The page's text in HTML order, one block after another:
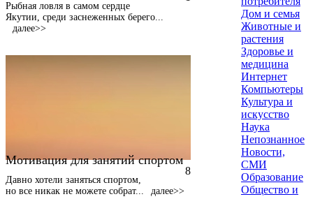
Дом и семья
Животные и
растения
Здоровье и
медицина
Интернет
Компьютеры
Культура и
искусство
Наука
Непознанное
Новости,
СМИ
Образование
Общество и
Рыбная ловля в самом сердце
Якутии, среди заснеженных берего
далее>>
Мотивация для занятий спортом
8
Давно хотели заняться спортом,
но все никак не можете собрат... далее>>